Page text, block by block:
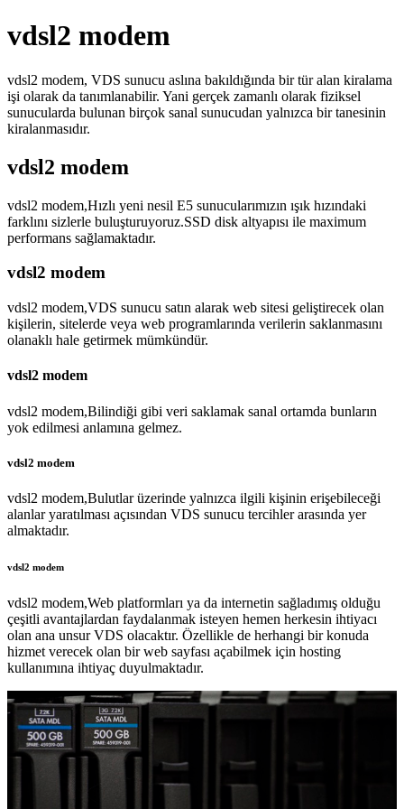
vdsl2 modem
vdsl2 modem, VDS sunucu aslına bakıldığında bir tür alan kiralama
işi olarak da tanımlanabilir. Yani gerçek zamanlı olarak fiziksel
sunucularda bulunan birçok sanal sunucudan yalnızca bir tanesinin
kiralanmasıdır.
vdsl2 modem
vdsl2 modem,Hızlı yeni nesil E5 sunucularımızın ışık hızındaki
farklını sizlerle buluşturuyoruz.SSD disk altyapısı ile maximum
performans sağlamaktadır.
vdsl2 modem
vdsl2 modem,VDS sunucu satın alarak web sitesi geliştirecek olan
kişilerin, sitelerde veya web programlarında verilerin saklanmasını
olanaklı hale getirmek mümkündür.
vdsl2 modem
vdsl2 modem,Bilindiği gibi veri saklamak sanal ortamda bunların
yok edilmesi anlamına gelmez.
vdsl2 modem
vdsl2 modem,Bulutlar üzerinde yalnızca ilgili kişinin erişebileceği
alanlar yaratılması açısından VDS sunucu tercihler arasında yer
almaktadır.
vdsl2 modem
vdsl2 modem,Web platformları ya da internetin sağladımış olduğu
çeşitli avantajlardan faydalanmak isteyen hemen herkesin ihtiyacı
olan ana unsur VDS olacaktır. Özellikle de herhangi bir konuda
hizmet verecek olan bir web sayfası açabilmek için hosting
kullanımına ihtiyaç duyulmaktadır.